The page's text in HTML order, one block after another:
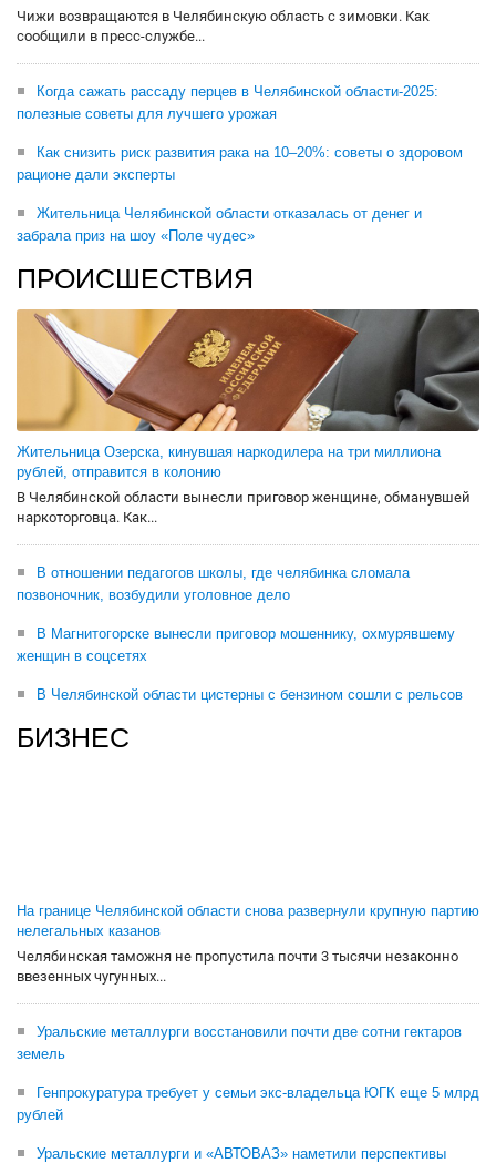
Чижи возвращаются в Челябинскую область с зимовки. Как
сообщили в пресс-службе...
Когда сажать рассаду перцев в Челябинской области-2025:
полезные советы для лучшего урожая
Как снизить риск развития рака на 10–20%: советы о здоровом
рационе дали эксперты
Жительница Челябинской области отказалась от денег и
забрала приз на шоу «Поле чудес»
ПРОИСШЕСТВИЯ
Жительница Озерска, кинувшая наркодилера на три миллиона
рублей, отправится в колонию
В Челябинской области вынесли приговор женщине, обманувшей
наркоторговца. Как...
В отношении педагогов школы, где челябинка сломала
позвоночник, возбудили уголовное дело
В Магнитогорске вынесли приговор мошеннику, охмурявшему
женщин в соцсетях
В Челябинской области цистерны с бензином сошли с рельсов
БИЗНЕС
На границе Челябинской области снова развернули крупную партию
нелегальных казанов
Челябинская таможня не пропустила почти 3 тысячи незаконно
ввезенных чугунных...
Уральские металлурги восстановили почти две сотни гектаров
земель
Генпрокуратура требует у семьи экс-владельца ЮГК еще 5 млрд
рублей
Уральские металлурги и «АВТОВАЗ» наметили перспективы